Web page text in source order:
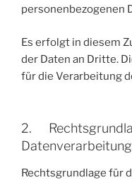
personenbezogenen
Es erfolgt in diesem
der Daten an Dritte.
für die Verarbeitung
2.
Datenverarbeitung
Rechtsgrundlage für